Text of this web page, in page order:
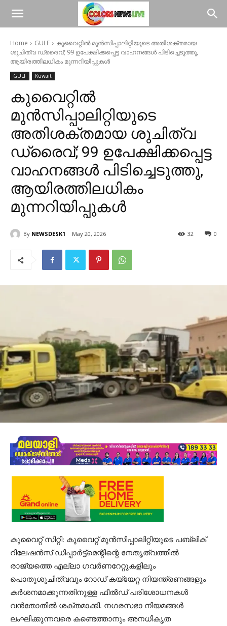
Home GULF
കുവൈറ്റിൽ മുൻസിപ്പാലിറ്റിയുടെ അതിശക്തമായ
ശുചിത്വ ഡ്രൈവ്; 99 ഉപേക്ഷിക്കപ്പെട്ട വാഹനങ്ങൾ പിടിച്ചെടുത്തു,
ആയിരത്തിലധികം മുന്നറിയിപ്പുകൾ
GULF Kuwait
കുവൈറ്റിൽ
മുൻസിപ്പാലിറ്റിയുടെ
അതിശക്തമായ ശുചിത്വ
ഡ്രൈവ്; 99 ഉപേക്ഷിക്കപ്പെട്ട
വാഹനങ്ങൾ പിടിച്ചെടുത്തു,
ആയിരത്തിലധികം
മുന്നറിയിപ്പുകൾ
By NEWSDESK1 May 20, 2026 0
32
കുവൈറ്റ് സിറ്റി: കുവൈറ്റ് മുൻസിപ്പാലിറ്റിയുടെ പബ്ലിക്
റിലേഷൻസ് ഡിപ്പാർട്ട്‌മെന്റിന്റെ നേതൃത്വത്തിൽ
രാജ്യത്തെ എല്ലാ ഗവർണറേറ്റുകളിലും
പൊതുശുചിത്വവും റോഡ് കയ്യേറ്റ നിയന്ത്രണങ്ങളും
കർശനമാക്കുന്നതിനുള്ള ഫീൽഡ് പരിശോധനകൾ
വൻതോതിൽ ശക്തമാക്കി. നഗരസഭാ നിയമങ്ങൾ
ലംഘിക്കുന്നവരെ കണ്ടെത്താനും അനധികൃത